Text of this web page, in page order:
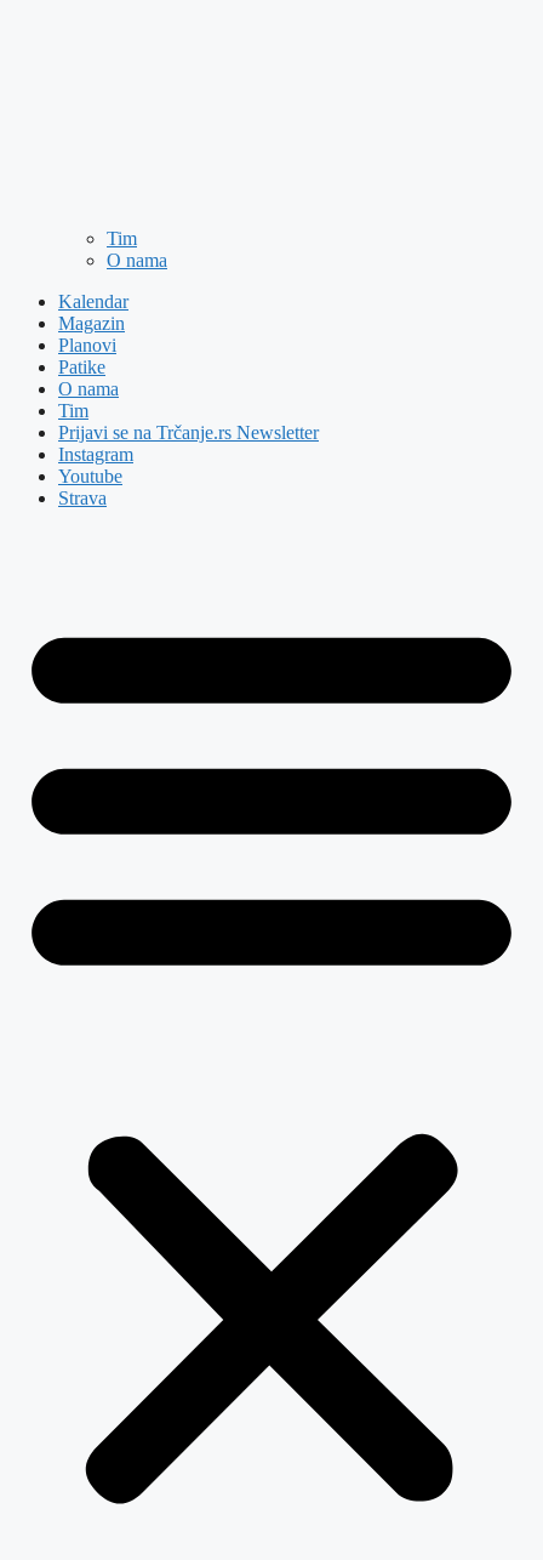
Tim
O nama
Kalendar
Magazin
Planovi
Patike
O nama
Tim
Prijavi se na Trčanje.rs Newsletter
Instagram
Youtube
Strava